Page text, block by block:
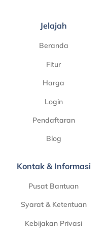
Jelajah
Beranda
Fitur
Harga
Login
Pendaftaran
Blog
Kontak & Informasi
Pusat Bantuan
Syarat & Ketentuan
Kebijakan Privasi